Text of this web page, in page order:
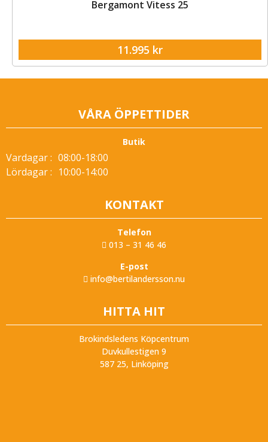
Bergamont Vitess 25
11.995 kr
VÅRA ÖPPETTIDER
Butik
Vardagar : 08:00-18:00
Lördagar : 10:00-14:00
KONTAKT
Telefon
013 – 31 46 46
E-post
info@bertilandersson.nu
HITTA HIT
Brokindsledens Köpcentrum
Duvkullestigen 9
587 25, Linköping